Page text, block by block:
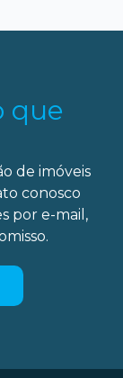
que
de imóveis
conosco
por e-mail,